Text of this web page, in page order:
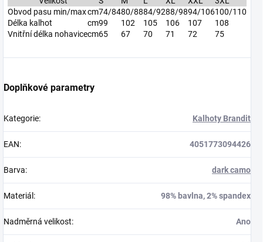
Obvod pasu min/maxcm74/8480/8884/9288/9894/106100/110
Délka kalhot
cm99 102 105 106 107
108
Vnitřní délka nohavicecm65 67 70 71 72 75
Doplňkové parametry
Kategorie: Kalhoty Brandit
EAN: 4051773094426
Barva: dark camo
Materiál : 98% bavlna, 2% spandex
Nadměrná velikost: Ano